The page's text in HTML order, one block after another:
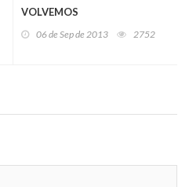
VOLVEMOS
06 de Sep de 2013 2752